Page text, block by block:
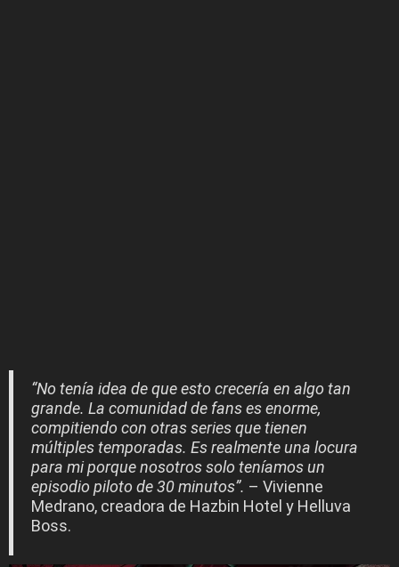
“No tenía idea de que esto crecería en algo tan
grande. La comunidad de fans es enorme,
compitiendo con otras series que tienen
múltiples temporadas. Es realmente una locura
para mi porque nosotros solo teníamos un
episodio piloto de 30 minutos”. – Vivienne
Medrano, creadora de Hazbin Hotel y Helluva
Boss.